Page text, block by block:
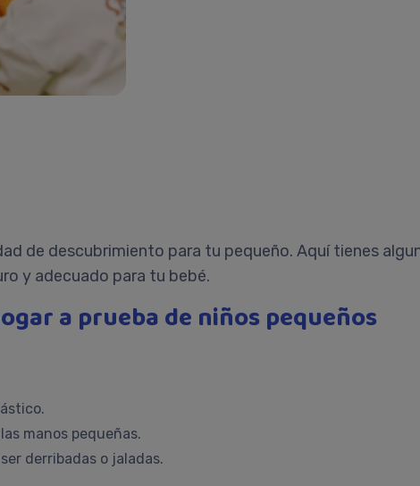
de descubrimiento para tu pequeño. Aquí tienes
y adecuado para tu bebé.
a prueba de niños pequeños
manos pequeñas.
derribadas o jaladas.